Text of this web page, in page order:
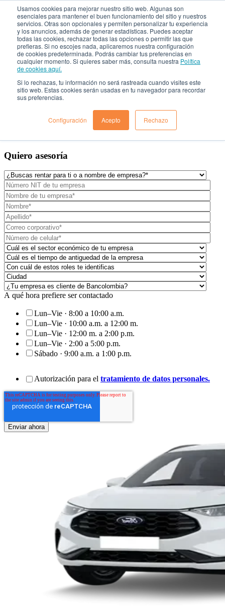
Usamos cookies para mejorar nuestro sitio web. Algunas son
esenciales para mantener el buen funcionamiento del sitio y nuestros
servicios. Otras son opcionales y permiten personalizar tu experiencia
y los anuncios, además de generar estadísticas. Puedes aceptar
todas las cookies, rechazar todas las opciones o permitir las que
prefieras. Si no escojes nada, aplicaremos nuestra configuración
de cookies predeterminada. Podrás cambiar tus preferencias en
cualquier momento. Si quieres saber más, consulta nuestra Política
de cookies aquí.
Si lo rechazas, tu información no será rastreada cuando visites este
sitio web. Estas cookies serán usadas en tu navegador para recordar
sus preferencias.
Configuración Acepto Rechazo
Rent a Car
¿Quiénes Somos?
Localiza para empresas
Nuestros vehículos
¿Dónde estamos?
Preguntas frecuentes
Blog
Solicitar Asesoría
Quiero asesoría
A qué hora prefiere ser contactado
Lun–Vie · 8:00 a 10:00 a.m.
Lun–Vie · 10:00 a.m. a 12:00 m.
Lun–Vie · 12:00 m. a 2:00 p.m.
Lun–Vie · 2:00 a 5:00 p.m.
Sábado · 9:00 a.m. a 1:00 p.m.
Autorización para el tratamiento de datos personales.